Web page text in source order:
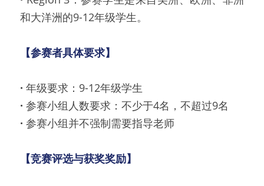
和大洋洲的9-12年级学生。
【参赛者具体要求】
· 年级要求：9-12年级学生
· 参赛小组人数要求：不少于4名，不超过9名
· 参赛小组并不强制需要指导老师
【竞赛评选与获奖奖励】